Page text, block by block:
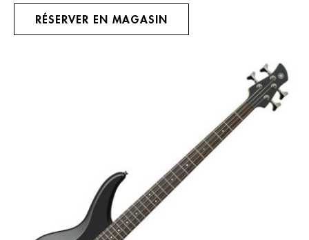
RÉSERVER EN MAGASIN